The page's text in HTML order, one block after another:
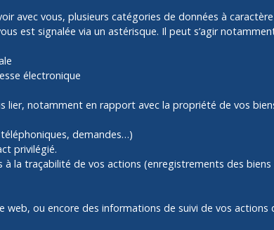
avec vous, plusieurs catégories de données à
est signalée via un astérisque. Il peut s’agir
électronique
notamment en rapport avec la propriété de vos
demandes…)
privilégié.
traçabilité de vos actions (enregistrements des biens
ou encore des informations de suivi de vos actions